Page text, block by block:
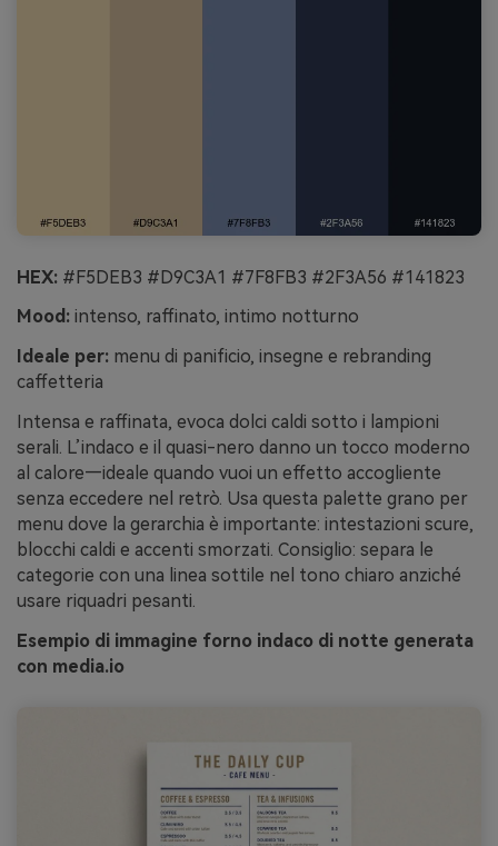
HEX: #F5DEB3 #D9C3A1 #7F8FB3 #2F3A56 #141823
Mood: intenso, raffinato, intimo notturno
Ideale per: menu di panificio, insegne e rebranding
caffetteria
Intensa e raffinata, evoca dolci caldi sotto i lampioni
serali. L’indaco e il quasi-nero danno un tocco moderno
al calore—ideale quando vuoi un effetto accogliente
senza eccedere nel retrò. Usa questa palette grano per
menu dove la gerarchia è importante: intestazioni scure,
blocchi caldi e accenti smorzati. Consiglio: separa le
categorie con una linea sottile nel tono chiaro anziché
usare riquadri pesanti.
Esempio di immagine forno indaco di notte generata
con media.io